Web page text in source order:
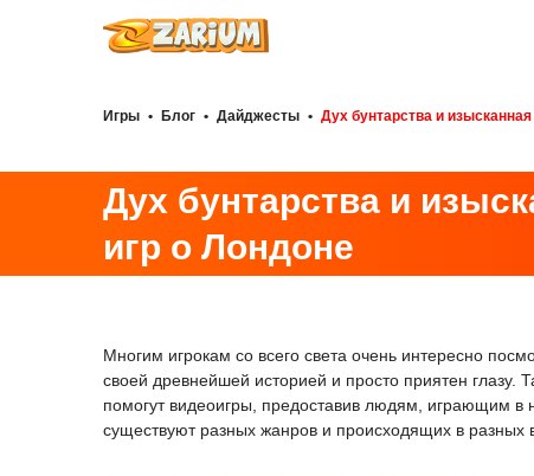
Игры • Блог • Дайджесты • Дух бунтарства и
Дух бунтарства и
игр о Лондоне
Многим игрокам со всего света очень интересно
своей древнейшей историей и просто приятен глазу.
помогут видеоигры, предоставив людям, играющим в
существуют разных жанров и происходящих в разных